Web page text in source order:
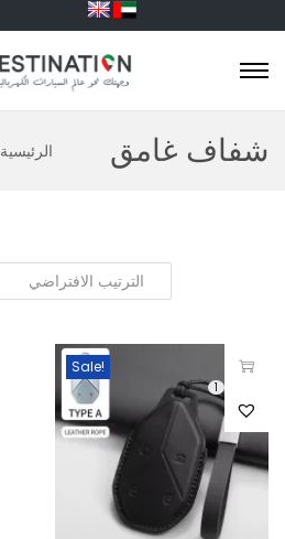
شفاف غامق الرئيسية
Sale!
1